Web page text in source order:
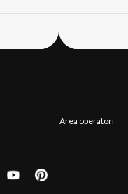
Area operatori